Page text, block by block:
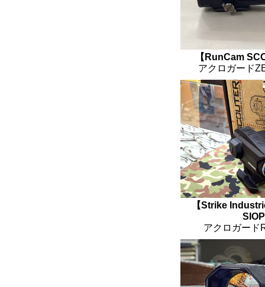
【RunCam
アクロガード
【Strike
アクロガード